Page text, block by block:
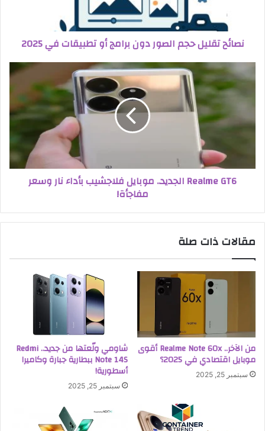
نصائح تقليل حجم الصور دون برامج أو تطبيقات في 2025
Realme GT6 الجديد.. موبايل فلاجشيب بأداء نار وسعر
مفاجأة!
مقالات ذات صلة
من الآخر.. Realme Note 60x أقوى
موبايل اقتصادي في 2025؟
سبتمبر 25, 2025
شاومي ولّعتها من جديد.. Redmi
Note 14S ببطارية جبارة وكاميرا
أسطورية!
سبتمبر 25, 2025